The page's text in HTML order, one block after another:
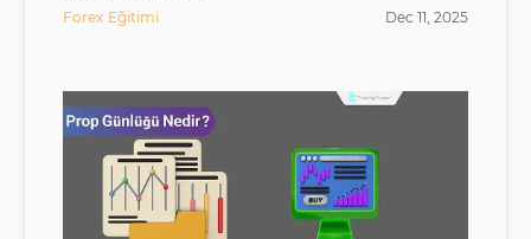
Forex Eğitimi Dec 11, 2025